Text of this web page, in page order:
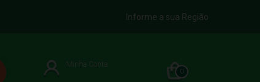
Informe a sua Região
Minha Conta
0